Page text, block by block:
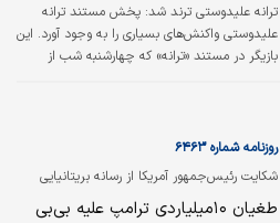
ترانه علیدوستی ترند شد: پخش مستند ترانه
علیدوستی واکنش‌های بسیاری را به وجود آورد. این
بازیگر در مستند «ترانه» که چهارشنبه شب از
او گذشت، پرداخت.
شکایت رئیس‌جمهور آمریکا از رسانه بریتانیایی
روزنامه شماره ۶۴۶۳
طغیان ۱۰‌میلیاردی ترامپ علیه بی‌بی